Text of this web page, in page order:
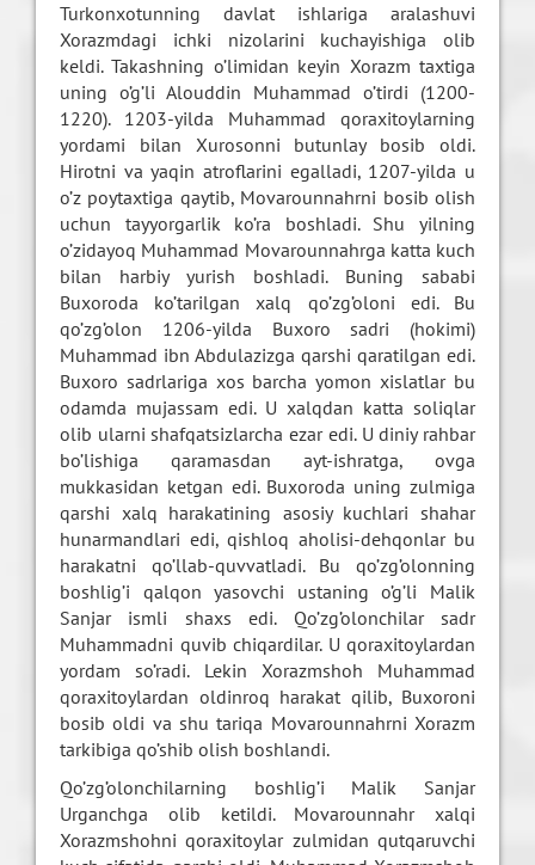
Turkonxotunning davlat ishlariga aralashuvi
Xorazmdagi ichki nizolarini kuchayishiga olib
keldi. Takashning o’limidan keyin Xorazm taxtiga
uning o’g’li Alouddin Muhammad o’tirdi (1200-
1220). 1203-yilda Muhammad qoraxitoylarning
yordami bilan Xurosonni butunlay bosib oldi.
Hirotni va yaqin atroflarini egalladi, 1207-yilda u
o’z poytaxtiga qaytib, Movarounnahrni bosib olish
uchun tayyorgarlik ko’ra boshladi. Shu yilning
o’zidayoq Muhammad Movarounnahrga katta kuch
bilan harbiy yurish boshladi. Buning sababi
Buxoroda ko’tarilgan xalq qo’zg’oloni edi. Bu
qo’zg’olon 1206-yilda Buxoro sadri (hokimi)
Muhammad ibn Abdulazizga qarshi qaratilgan edi.
Buxoro sadrlariga xos barcha yomon xislatlar bu
odamda mujassam edi. U xalqdan katta soliqlar
olib ularni shafqatsizlarcha ezar edi. U diniy rahbar
bo’lishiga qaramasdan ayt-ishratga, ovga
mukkasidan ketgan edi. Buxoroda uning zulmiga
qarshi xalq harakatining asosiy kuchlari shahar
hunarmandlari edi, qishloq aholisi-dehqonlar bu
harakatni qo’llab-quvvatladi. Bu qo’zg’olonning
boshlig’i qalqon yasovchi ustaning o’g’li Malik
Sanjar ismli shaxs edi. Qo’zg’olonchilar sadr
Muhammadni quvib chiqardilar. U qoraxitoylardan
yordam so’radi. Lekin Xorazmshoh Muhammad
qoraxitoylardan oldinroq harakat qilib, Buxoroni
bosib oldi va shu tariqa Movarounnahrni Xorazm
tarkibiga qo’shib olish boshlandi.
Qo’zg’olonchilarning boshlig’i Malik Sanjar
Urganchga olib ketildi. Movarounnahr xalqi
Xorazmshohni qoraxitoylar zulmidan qutqaruvchi